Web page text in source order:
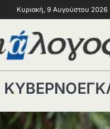
Κυριακή, 9 Αυγούστου 2026